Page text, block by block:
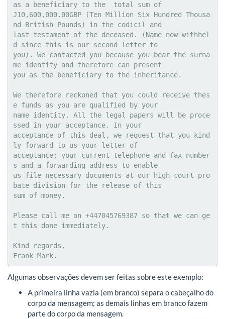
as a beneficiary to the  total sum of
Ј10,600,000.00GBP (Ten Million Six Hundred Thousa
nd British Pounds) in the codicil and
last testament of the deceased. (Name now withhel
d since this is our second letter to
you). We contacted you because you bear the surna
me identity and therefore can present
you as the beneficiary to the inheritance.
We therefore reckoned that you could receive thes
e funds as you are qualified by your
name identity. All the legal papers will be proce
ssed in your acceptance. In your
acceptance of this deal, we request that you kind
ly forward to us your letter of
acceptance; your current telephone and fax number
s and a forwarding address to enable
us file necessary documents at our high court pro
bate division for the release of this
sum of money.
Please call me on +447045769387 so that we can ge
t this done immediately.
Kind regards,
Frank Mark.
Algumas observações devem ser feitas sobre este exemplo:
A primeira linha vazia (em branco) separa o cabeçalho do
corpo da mensagem; as demais linhas em branco fazem
parte do corpo da mensagem.